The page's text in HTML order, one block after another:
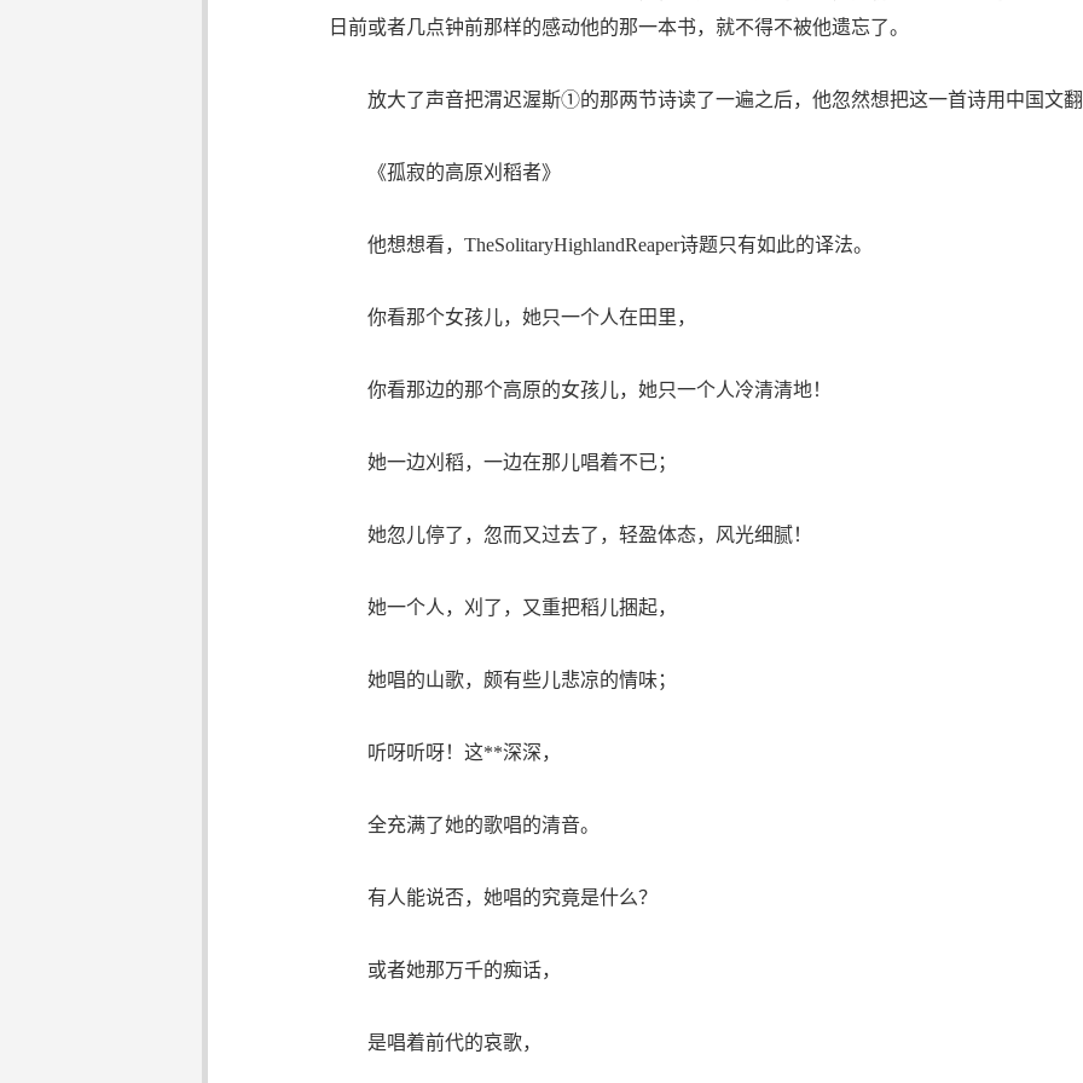
日前或者几点钟前那样的感动他的那一本书，就不得不被他遗忘了。
放大了声音把渭迟渥斯①的那两节诗读了一遍之后，他忽然想把这一首诗用中国文
《孤寂的高原刈稻者》
他想想看，TheSolitaryHighlandReaper诗题只有如此的译法。
你看那个女孩儿，她只一个人在田里，
你看那边的那个高原的女孩儿，她只一个人冷清清地！
她一边刈稻，一边在那儿唱着不已；
她忽儿停了，忽而又过去了，轻盈体态，风光细腻！
她一个人，刈了，又重把稻儿捆起，
她唱的山歌，颇有些儿悲凉的情味；
听呀听呀！这**深深，
全充满了她的歌唱的清音。
有人能说否，她唱的究竟是什么？
或者她那万千的痴话，
是唱着前代的哀歌，